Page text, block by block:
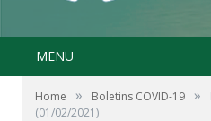
MENU
Home » Boletins COVID-19 »
(01/02/2021)